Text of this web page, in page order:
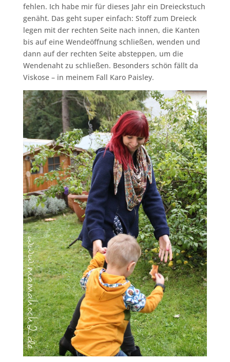
fehlen. Ich habe mir für dieses Jahr ein Dreieckstuch
genäht. Das geht super einfach: Stoff zum Dreieck
legen mit der rechten Seite nach innen, die Kanten
bis auf eine Wendeöffnung schließen, wenden und
dann auf der rechten Seite absteppen, um die
Wendenaht zu schließen. Besonders schön fällt da
Viskose – in meinem Fall Karo Paisley.